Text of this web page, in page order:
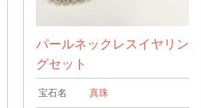
パールネックレスイヤリン
グセット
宝石名 真珠